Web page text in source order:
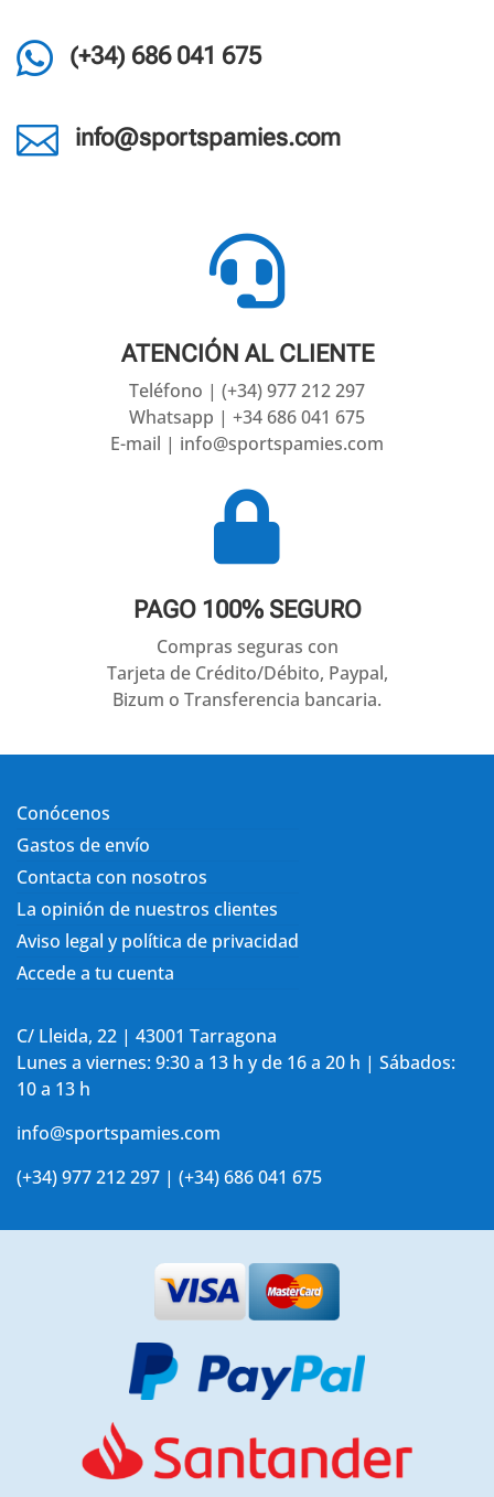
 (+34) 686 041 675
 info@sportspamies.com

ATENCIÓN AL CLIENTE
Teléfono | (+34) 977 212 297
Whatsapp | +34 686 041 675
E-mail | info@sportspamies.com

PAGO 100% SEGURO
Compras seguras con
Tarjeta de Crédito/Débito, Paypal,
Bizum o Transferencia bancaria.
Conócenos
Gastos de envío
Contacta con nosotros
La opinión de nuestros clientes
Aviso legal y política de privacidad
Accede a tu cuenta
C/ Lleida, 22 | 43001 Tarragona
Lunes a viernes: 9:30 a 13 h y de 16 a 20 h | Sábados:
10 a 13 h
info@sportspamies.com
(+34) 977 212 297 | (+34) 686 041 675